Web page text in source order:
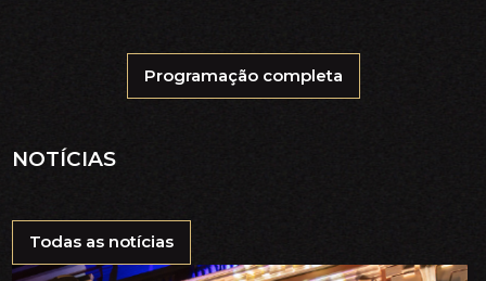
Programação completa
NOTÍCIAS
Todas as notícias